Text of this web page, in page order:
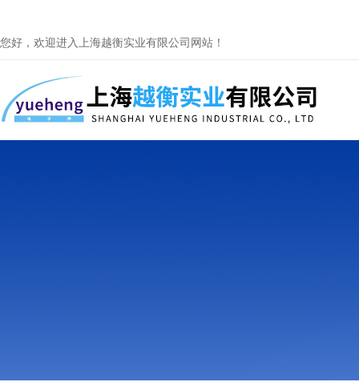
您好，欢迎进入上海越衡实业有限公司网站！